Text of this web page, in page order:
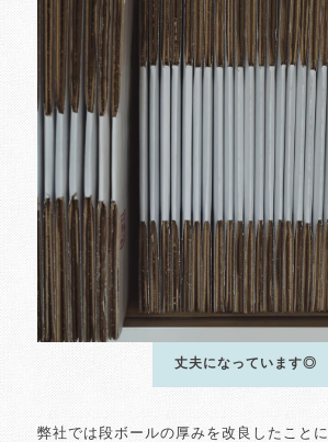
丈夫になっています◎
弊社では段ボールの厚みを改良したこと